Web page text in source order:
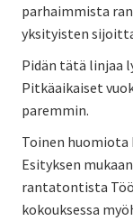
parhaimmista
yksityisten
Pidän tätä linjaa
Pitkäaikaiset
paremmin.
Toinen
Esityksen
rantatontista
kokouksessa